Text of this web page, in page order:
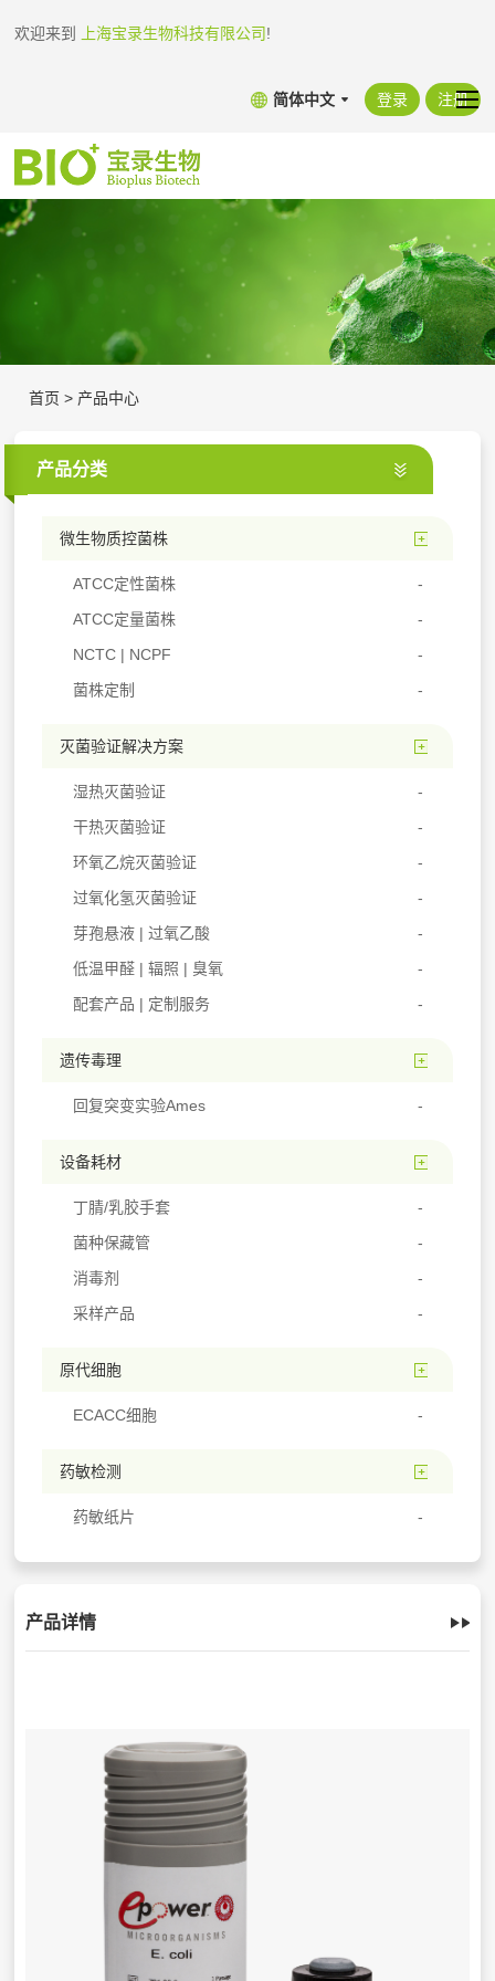
欢迎来到 上海宝录生物科技有限公司!
简体中文 登录 注册
首页 > 产品中心
产品分类
微生物质控菌株
ATCC定性菌株
ATCC定量菌株
NCTC | NCPF
菌株定制
灭菌验证解决方案
湿热灭菌验证
干热灭菌验证
环氧乙烷灭菌验证
过氧化氢灭菌验证
芽孢悬液 | 过氧乙酸
低温甲醛 | 辐照 | 臭氧
配套产品 | 定制服务
遗传毒理
回复突变实验Ames
设备耗材
丁腈/乳胶手套
菌种保藏管
消毒剂
采样产品
原代细胞
ECACC细胞
药敏检测
药敏纸片
产品详情